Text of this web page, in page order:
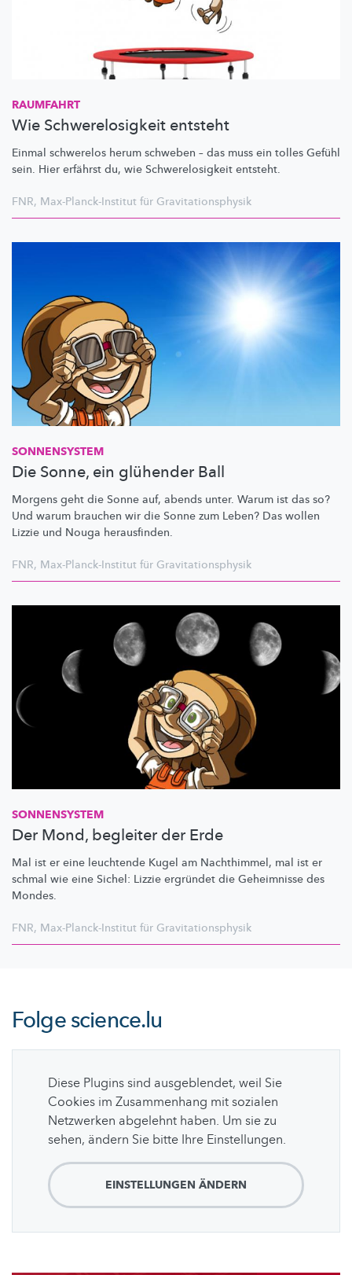
RAUMFAHRT
Wie Schwerelosigkeit entsteht
Einmal schwerelos herum schweben – das muss ein tolles Gefühl
sein. Hier erfährst du, wie Schwerelosigkeit entsteht.
FNR, Max-Planck-Institut für Gravitationsphysik
SONNENSYSTEM
Die Sonne, ein glühender Ball
Morgens geht die Sonne auf, abends unter. Warum ist das so?
Und warum brauchen wir die Sonne zum Leben? Das wollen
Lizzie und Nouga herausfinden.
FNR, Max-Planck-Institut für Gravitationsphysik
SONNENSYSTEM
Der Mond, begleiter der Erde
Mal ist er eine leuchtende Kugel am Nachthimmel, mal ist er
schmal wie eine Sichel: Lizzie ergründet die Geheimnisse des
Mondes.
FNR, Max-Planck-Institut für Gravitationsphysik
Folgescience.lu
Diese Plugins sind ausgeblendet, weil Sie
Cookies im Zusammenhang mit sozialen
Netzwerken abgelehnt haben. Um sie zu
sehen, ändern Sie bitte Ihre Einstellungen.
EINSTELLUNGEN ÄNDERN